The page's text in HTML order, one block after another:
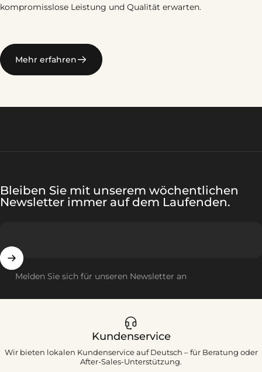
kompromisslose Leistung und Qualität erwarten.
Mehr erfahren
Bleiben Sie mit unserem wöchentlichen
Newsletter immer auf dem Laufenden.
Melden Sie sich für unseren Newsletter an
Kundenservice
Wir bieten lokalen Kundenservice auf Deutsch – für Beratung oder
After-Sales-Unterstützung.